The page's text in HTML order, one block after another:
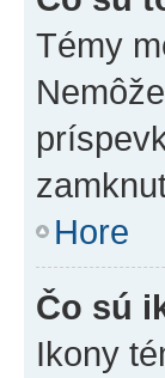
Témy
Hore
Čo sú
Ikony